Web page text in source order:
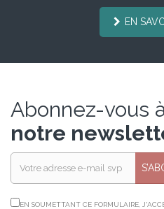
EN
Abonnez-vous
notre
EN SOUMETTANT CE FORMULAIRE,